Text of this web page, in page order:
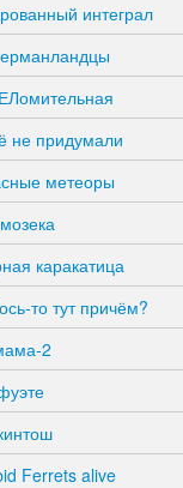
интеграл
не придумали
метеоры
каракатица
то тут причём?
2
Ferrets alive